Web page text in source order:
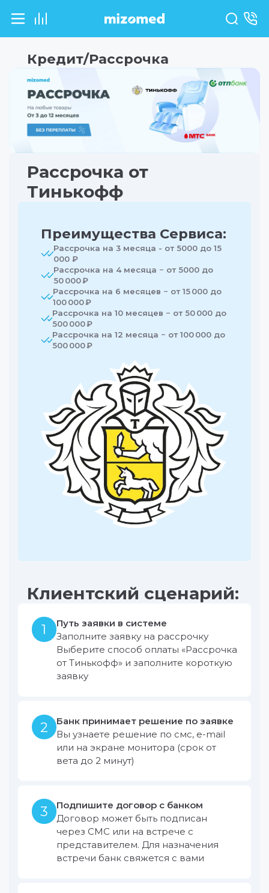
Кредит/Рассрочка
Рассрочка от
Тинькофф
Преимущества Сервиса:
Рассрочка на 3 месяца - от 5000 до 15
000 ₽
Рассрочка на 4 месяца − от 5000 до
50 000 ₽
Рассрочка на 6 месяцев − от 15 000 до
100 000 ₽
Рассрочка на 10 месяцев − от 50 000 до
500 000 ₽
Рассрочка на 12 месяца − от 100 000 до
500 000 ₽
Клиентский сценарий:
1
Путь заявки в системе
Заполните заявку на рассрочку
Выберите способ оплаты «Рассрочка
от Тинькофф» и заполните короткую
заявку
2
Банк принимает решение по заявке
Вы узнаете решение по смс, e-mail
или на экране монитора (срок от
вета до 2 минут)
3
Подпишите договор с банком
Договор может быть подписан
через СМС или на встрече с
представителем. Для назначения
встречи банк свяжется с вами